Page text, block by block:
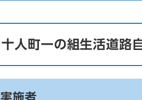
十人町一の組生活道路
実施者